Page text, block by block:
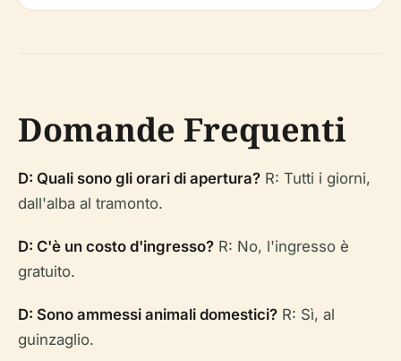
Domande Frequenti
D: Quali sono gli orari di apertura? R: Tutti i giorni,
dall'alba al tramonto.
D: C'è un costo d'ingresso? R: No, l'ingresso è
gratuito.
D: Sono ammessi animali domestici? R: Sì, al
guinzaglio.